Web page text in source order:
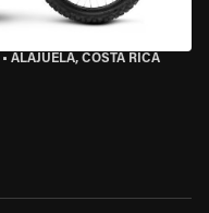
• ALAJUELA, COSTA RICA